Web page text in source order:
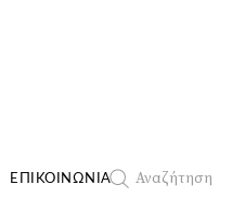
ΕΠΙΚΟΙΝΩΝΊΑ Αναζήτηση